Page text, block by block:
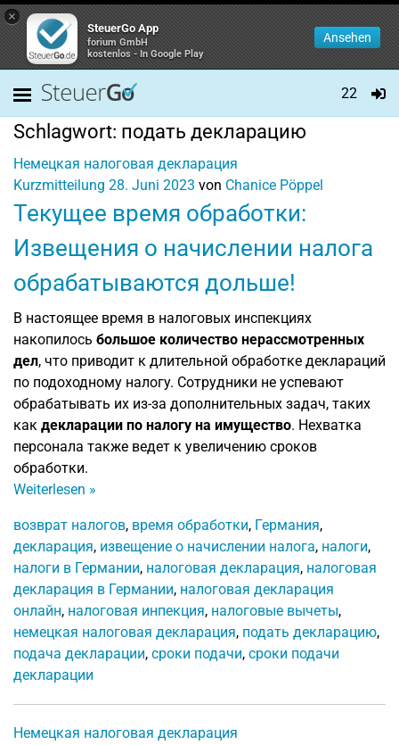
×
SteuerGo App
forium GmbH
kostenlos - In Google Play
Ansehen
22
Schlagwort: подать декларацию
Немецкая налоговая декларация
Kurzmitteilung 28. Juni 2023 von Chanice Pöppel
Текущее время обработки:
Извещения о начислении налога
обрабатываются дольше!
В настоящее время в налоговых инспекциях
накопилось большое количество нерассмотренных
дел, что приводит к длительной обработке деклараций
по подоходному налогу. Сотрудники не успевают
обрабатывать их из-за дополнительных задач, таких
как декларации по налогу на имущество. Нехватка
персонала также ведет к увеличению сроков
обработки.
Weiterlesen »
возврат налогов, время обработки, Германия,
декларация, извещение о начислении налога, налоги,
налоги в Германии, налоговая декларация, налоговая
декларация в Германии, налоговая декларация
онлайн, налоговая инпекция, налоговые вычеты,
немецкая налоговая декларация, подать декларацию,
подача декларации, сроки подачи, сроки подачи
декларации
Немецкая налоговая декларация